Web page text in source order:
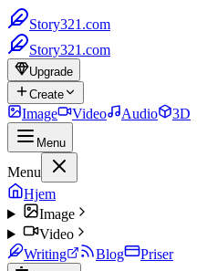
Story321.com
Story321.com
Upgrade
Create
Image Video Audio 3D
Menu
Menu
Hjem
Image
Video
Writing
Blog Priser